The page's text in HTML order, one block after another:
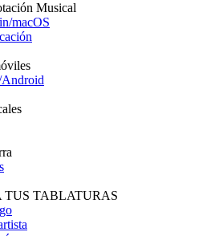
Musical
macOS
TUS TABLATURAS